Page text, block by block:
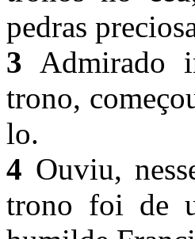
pedras
3 Admirado
trono,
lo.
4 Ouviu,
trono foi de